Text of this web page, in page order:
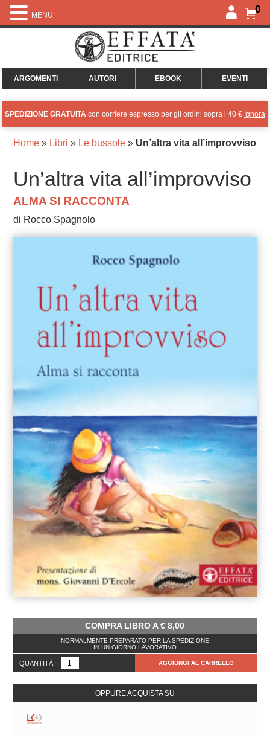
0
ARGOMENTI AUTORI EBOOK EVENTI
SPEDIZIONE GRATUITA con corriere espresso per gli ordini sopra i 40 € Ignora
Home» Libri » Le bussole» Un’altra vita all’improvviso
Un’altra vita all’improvviso
ALMA SI RACCONTA
di Rocco Spagnolo
COMPRA LIBRO A€ 8,00
NORMALMENTE PREPARATO PER LA SPEDIZIONE
IN UN GIORNO LAVORATIVO
QUANTITÀ AGGIUNGI AL CARRELLO
OPPURE ACQUISTA SU
MENU